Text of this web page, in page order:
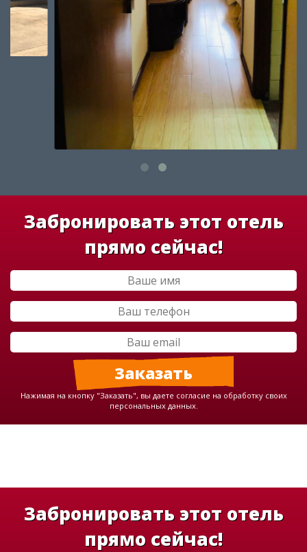
Забронировать этот отель
прямо сейчас!
Нажимая на кнопку "Заказать", вы даете согласие на обработку своих
персональных данных.
Забронировать этот отель
прямо сейчас!